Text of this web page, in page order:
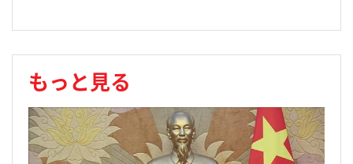
もっと見る